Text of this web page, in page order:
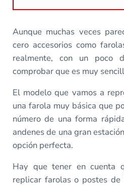
Aunque muchas veces
cero accesorios como
realmente, con un poco
comprobar que es muy
El modelo que vamos a
una farola muy básica que
número de una forma
andenes de una gran
opción perfecta.
Hay que tener en cuenta
replicar farolas o postes de